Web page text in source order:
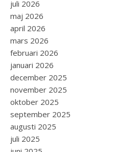
juli 2026
maj 2026
april 2026
mars 2026
februari 2026
januari 2026
december 2025
november 2025
oktober 2025
september 2025
augusti 2025
juli 2025